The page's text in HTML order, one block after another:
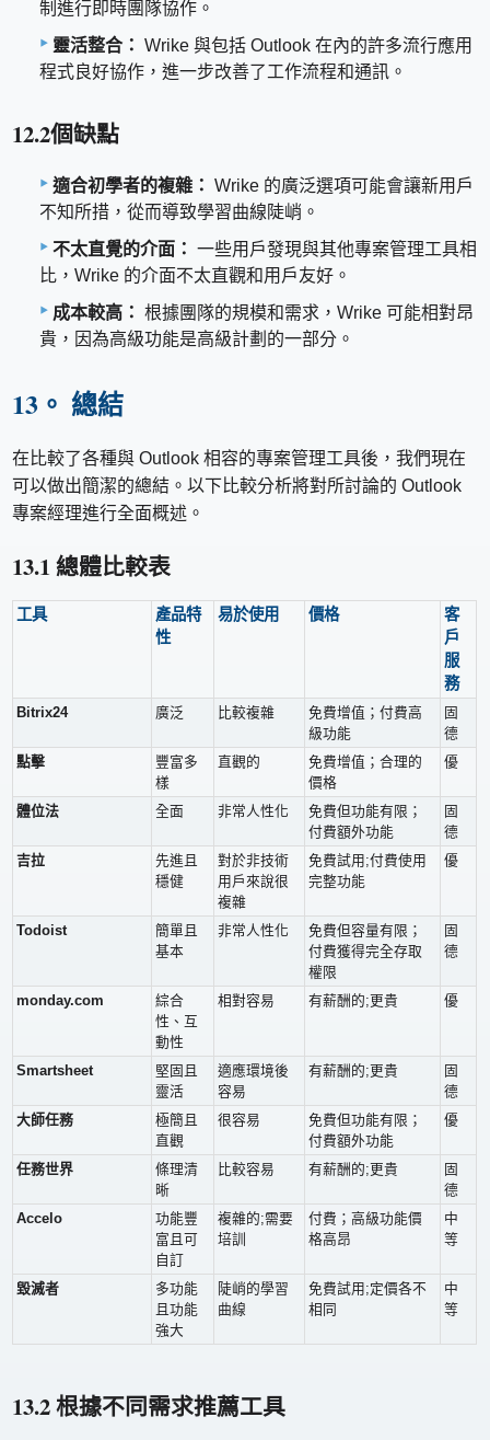
制進行即時團隊協作。
靈活整合： Wrike 與包括 Outlook 在內的許多流行應用
程式良好協作，進一步改善了工作流程和通訊。
12.2個缺點
適合初學者的複雜： Wrike 的廣泛選項可能會讓新用戶
不知所措，從而導致學習曲線陡峭。
不太直覺的介面： 一些用戶發現與其他專案管理工具相
比，Wrike 的介面不太直觀和用戶友好。
成本較高： 根據團隊的規模和需求，Wrike 可能相對昂
貴，因為高級功能是高級計劃的一部分。
13。 總結
在比較了各種與 Outlook 相容的專案管理工具後，我們現在
可以做出簡潔的總結。以下比較分析將對所討論的 Outlook
專案經理進行全面概述。
13.1 總體比較表
工具
產品特
性
易於使用 價格
客
戶
服
務
Bitrix24 廣泛 比較複雜
免費增值；付費高
級功能
固
德
點擊
豐富多
樣
直觀的
免費增值；合理的
價格
優
體位法 全面 非常人性化
免費但功能有限；
付費額外功能
固
德
吉拉
先進且
穩健
對於非技術
用戶來說很
複雜
免費試用;付費使用
完整功能
優
Todoist
簡單且
基本
非常人性化
免費但容量有限；
付費獲得完全存取
權限
固
德
monday.com
綜合
性、互
動性
相對容易 有薪酬的;更貴 優
Smartsheet
堅固且
靈活
適應環境後
容易
有薪酬的;更貴
固
德
大師任務
極簡且
直觀
很容易
免費但功能有限；
付費額外功能
優
任務世界
條理清
晰
比較容易 有薪酬的;更貴
固
德
Accelo
功能豐
富且可
自訂
複雜的;需要
培訓
付費；高級功能價
格高昂
中
等
毀滅者
多功能
且功能
強大
陡峭的學習
曲線
免費試用;定價各不
相同
中
等
13.2 根據不同需求推薦工具